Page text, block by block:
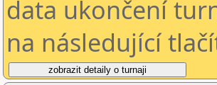
data ukončení
na následující